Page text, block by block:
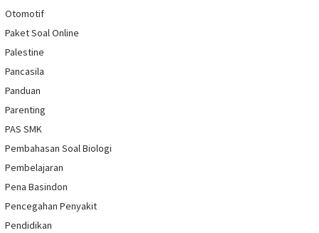
Otomotif
Paket Soal Online
Palestine
Pancasila
Panduan
Parenting
PAS SMK
Pembahasan Soal Biologi
Pembelajaran
Pena Basindon
Pencegahan Penyakit
Pendidikan